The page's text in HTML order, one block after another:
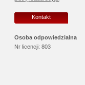
Kontakt
Osoba odpowiedzialna
Nr licencji: 803